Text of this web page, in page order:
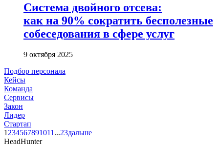
Система двойного отсева:
как на 90% сократить бесполезные
собеседования в сфере услуг
9 октября 2025
Подбор персонала
Кейсы
Команда
Сервисы
Закон
Лидер
Стартап
1 234567891011 ...23дальше
HeadHunter